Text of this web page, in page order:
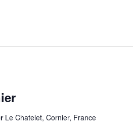
Le Chatelet, Cornier, France